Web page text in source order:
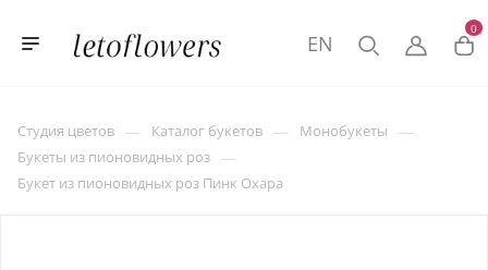
0
EN
Студия цветов — Каталог букетов — Монобукеты —
Букеты из пионовидных роз —
Букет из пионовидных роз Пинк Охара